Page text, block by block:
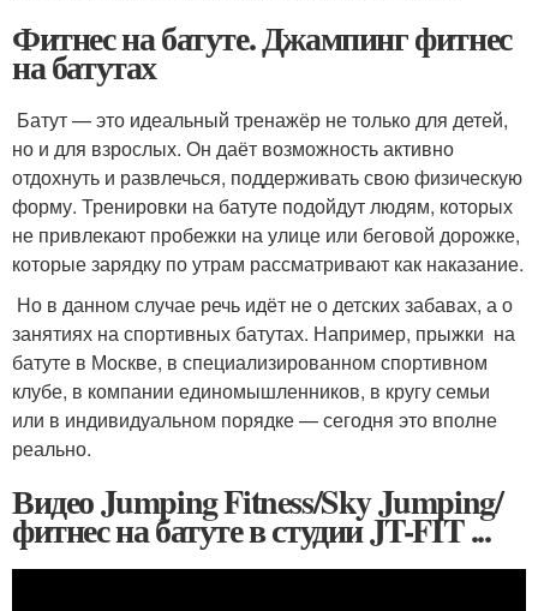
Фитнес на батуте. Джампинг фитнес
на батутах
Батут — это идеальный тренажёр не только для детей,
но и для взрослых. Он даёт возможность активно
отдохнуть и развлечься, поддерживать свою физическую
форму. Тренировки на батуте подойдут людям, которых
не привлекают пробежки на улице или беговой дорожке,
которые зарядку по утрам рассматривают как наказание.
Но в данном случае речь идёт не о детских забавах, а о
занятиях на спортивных батутах. Например, прыжки на
батуте в Москве, в специализированном спортивном
клубе, в компании единомышленников, в кругу семьи
или в индивидуальном порядке — сегодня это вполне
реально.
Видео Jumping Fitness/Sky Jumping/
фитнес на батуте в студии JT-FIT ...